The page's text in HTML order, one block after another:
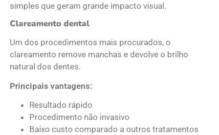
simples que geram grande impacto visual.
Clareamento dental
Um dos procedimentos mais procurados, o
clareamento remove manchas e devolve o brilho
natural dos dentes.
Principais vantagens:
Resultado rápido
Procedimento não invasivo
Baixo custo comparado a outros tratamentos